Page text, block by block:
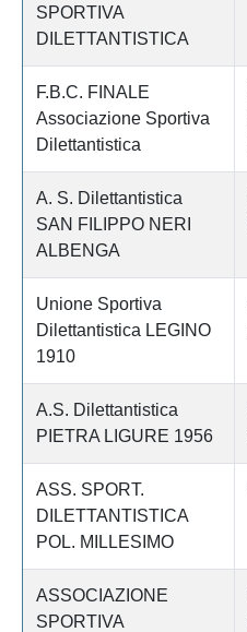
SPORTIVA
DILETTANTISTICA
F.B.C. FINALE
Associazione Sportiva
Dilettantistica
A. S. Dilettantistica
SAN FILIPPO NERI
ALBENGA
Unione Sportiva
Dilettantistica LEGINO
1910
A.S. Dilettantistica
PIETRA LIGURE 1956
ASS. SPORT.
DILETTANTISTICA
POL. MILLESIMO
ASSOCIAZIONE
SPORTIVA